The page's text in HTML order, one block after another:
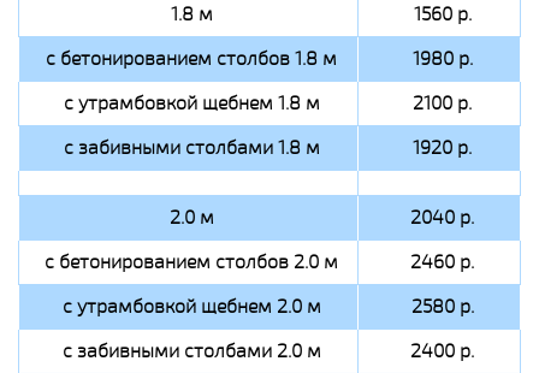
1.8 м
1560 р.
с бетонированием столбов 1.8 м
1980 р.
с утрамбовкой щебнем 1.8 м
2100 р.
с забивными столбами 1.8 м
1920 р.
2.0 м
2040 р.
с бетонированием столбов 2.0 м
2460 р.
с утрамбовкой щебнем 2.0 м
2580 р.
с забивными столбами 2.0 м
2400 р.